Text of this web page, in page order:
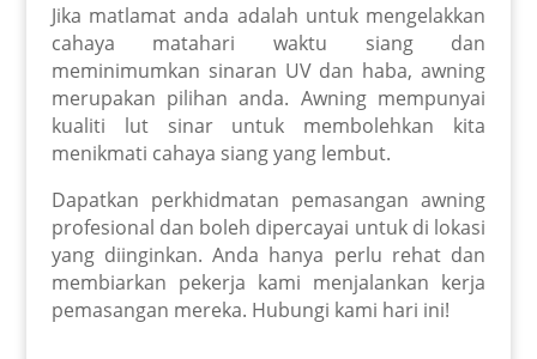
Jika matlamat anda adalah untuk mengelakkan
cahaya matahari waktu siang dan
meminimumkan sinaran UV dan haba, awning
merupakan pilihan anda. Awning mempunyai
kualiti lut sinar untuk membolehkan kita
menikmati cahaya siang yang lembut.
Dapatkan perkhidmatan pemasangan awning
profesional dan boleh dipercayai untuk di lokasi
yang diinginkan. Anda hanya perlu rehat dan
membiarkan pekerja kami menjalankan kerja
pemasangan mereka. Hubungi kami hari ini!